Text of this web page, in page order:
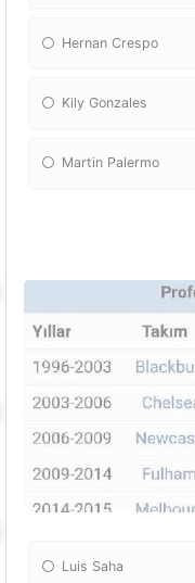
Hernan Crespo
Kily Gonzales
Martin Palermo
Luis Saha